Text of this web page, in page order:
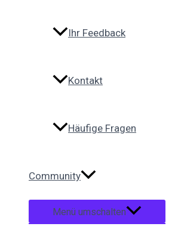
Ihr Feedback
Kontakt
Häufige Fragen
Community
Menü umschalten